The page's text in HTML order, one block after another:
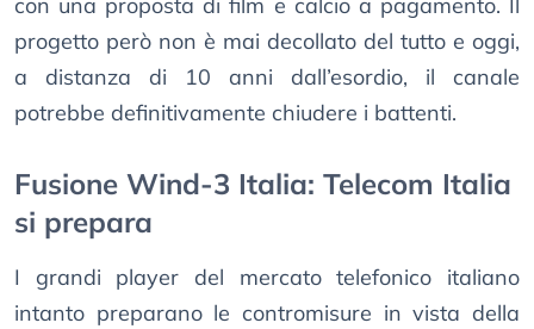
con una proposta di film e calcio a pagamento. Il
progetto però non è mai decollato del tutto e oggi,
a distanza di 10 anni dall’esordio, il canale
potrebbe definitivamente chiudere i battenti.
Fusione Wind-3 Italia: Telecom Italia
si prepara
I grandi player del mercato telefonico italiano
intanto preparano le contromisure in vista della